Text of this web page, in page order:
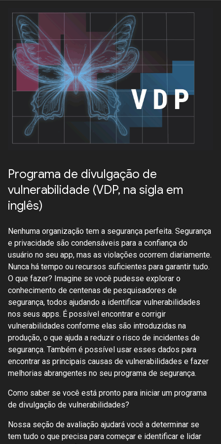
Programa de divulgação de
vulnerabilidade (VDP, na sigla em
inglês)
Nenhuma organização tem a segurança perfeita. Segurança
e privacidade são condensáveis para a confiança do
usuário no seu app, mas as violações ocorrem diariamente.
Nunca há tempo ou recursos suficientes para garantir tudo.
O que fazer? Imagine se você pudesse explorar o
conhecimento de centenas de pesquisadores de
segurança, todos ajudando a identificar vulnerabilidades
nos seus apps. É possível encontrar e corrigir
vulnerabilidades conforme elas são introduzidas na
produção, o que ajuda a reduzir o risco de incidentes de
segurança. Também é possível usar esses dados para
encontrar as principais causas de vulnerabilidades e fazer
melhorias abrangentes no seu programa de segurança.
Como saber se você está pronto para iniciar um programa
de divulgação de vulnerabilidades?
Nossa seção de avaliação ajudará você a determinar se
tem tudo o que precisa para começar e identificar e lidar